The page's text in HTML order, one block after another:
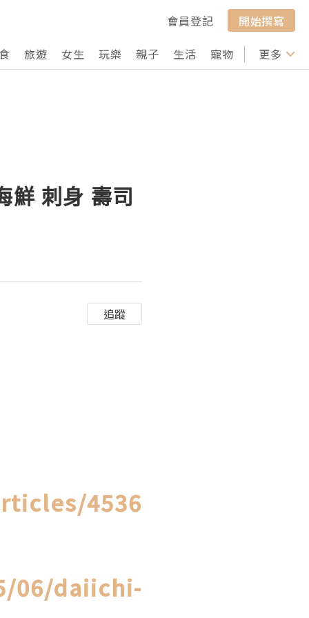
會員登記
開始撰寫
旅遊 女生 玩樂 親子 生活 寵物 行山 打卡
更多
刺身 壽司
追蹤
4536
06/daiichi-